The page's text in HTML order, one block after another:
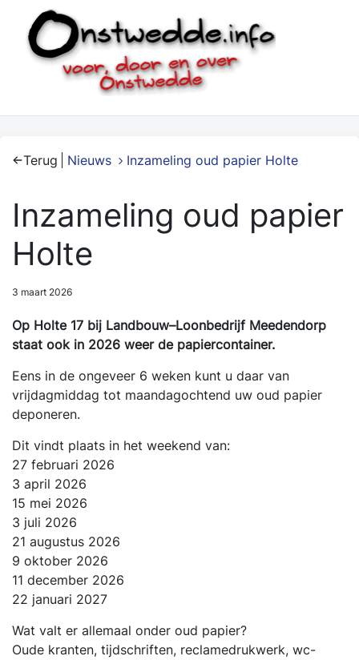
Terug Nieuws Inzameling oud papier Holte
Inzameling oud papier
Holte
3 maart 2026
Op Holte 17 bij Landbouw–Loonbedrijf Meedendorp
staat ook in 2026 weer de papiercontainer.
Eens in de ongeveer 6 weken kunt u daar van
vrijdagmiddag tot maandagochtend uw oud papier
deponeren.
Dit vindt plaats in het weekend van:
27 februari 2026
3 april 2026
15 mei 2026
3 juli 2026
21 augustus 2026
9 oktober 2026
11 december 2026
22 januari 2027
Wat valt er allemaal onder oud papier?
Oude kranten, tijdschriften, reclamedrukwerk, wc-